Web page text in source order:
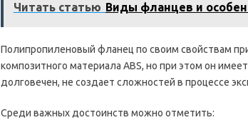
Читать статью Виды фланцев и
Полипропиленовый фланец по своим свойствам
композитного материала ABS, но при этом он
долговечен, не создает сложностей в процессе
Среди важных достоинств можно отметить: